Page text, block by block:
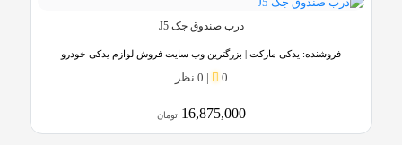
درب صندوق جک J5
فروشنده: یدکی مارکت | بزرگترین وب سایت فروش لوازم یدکی خودرو
0
| 0 نظر
16,875,000 تومان